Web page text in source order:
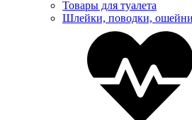
Товары для туалета
Шлейки, поводки,